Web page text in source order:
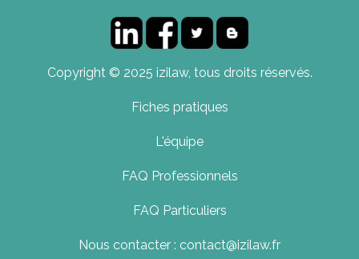
Copyright © 2025 izilaw, tous droits réservés.
Fiches pratiques
L'équipe
FAQ Professionnels
FAQ Particuliers
Nous contacter : contact@izilaw.fr